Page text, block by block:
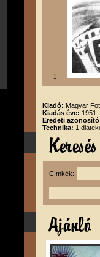
1
Kiadó: Magyar
Kiadás éve: 1951
Eredeti
Technika: 1
Címkék: